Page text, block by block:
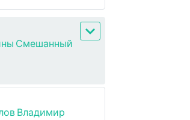
Смешанный
Владимир